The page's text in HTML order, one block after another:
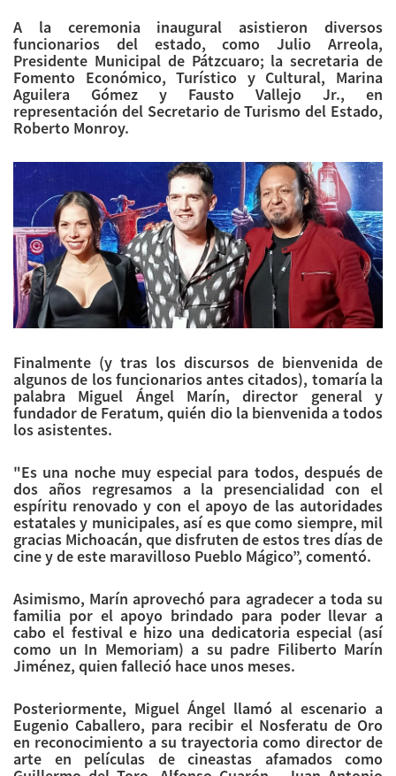
A la ceremonia inaugural asistieron diversos
funcionarios del estado, como Julio Arreola,
Presidente Municipal de Pátzcuaro; la secretaria de
Fomento Económico, Turístico y Cultural, Marina
Aguilera Gómez y Fausto Vallejo Jr., en
representación del Secretario de Turismo del Estado,
Roberto Monroy.
Finalmente (y tras los discursos de bienvenida de
algunos de los funcionarios antes citados), tomaría la
palabra Miguel Ángel Marín, director general y
fundador de Feratum, quién dio la bienvenida a todos
los asistentes.
"Es una noche muy especial para todos, después de
dos años regresamos a la presencialidad con el
espíritu renovado y con el apoyo de las autoridades
estatales y municipales, así es que como siempre, mil
gracias Michoacán, que disfruten de estos tres días de
cine y de este maravilloso Pueblo Mágico”, comentó.
Asimismo, Marín aprovechó para agradecer a toda su
familia por el apoyo brindado para poder llevar a
cabo el festival e hizo una dedicatoria especial (así
como un In Memoriam) a su padre Filiberto Marín
Jiménez, quien falleció hace unos meses.
Posteriormente, Miguel Ángel llamó al escenario a
Eugenio Caballero, para recibir el Nosferatu de Oro
en reconocimiento a su trayectoria como director de
arte en películas de cineastas afamados como